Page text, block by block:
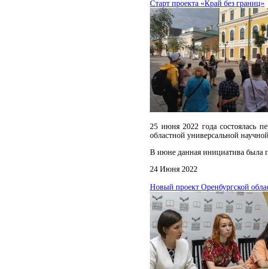
Старт проекта «Край без границ»
25 июня 2022 года состоялась
областной универсальной
В июне данная инициатива была
24 Июня 2022
Новый проект Оренбургской